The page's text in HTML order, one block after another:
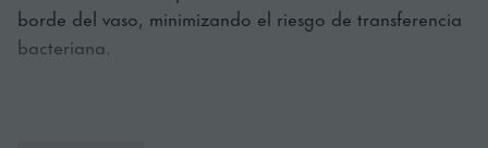
borde del vaso, minimizando el riesgo de transferencia
bacteriana.